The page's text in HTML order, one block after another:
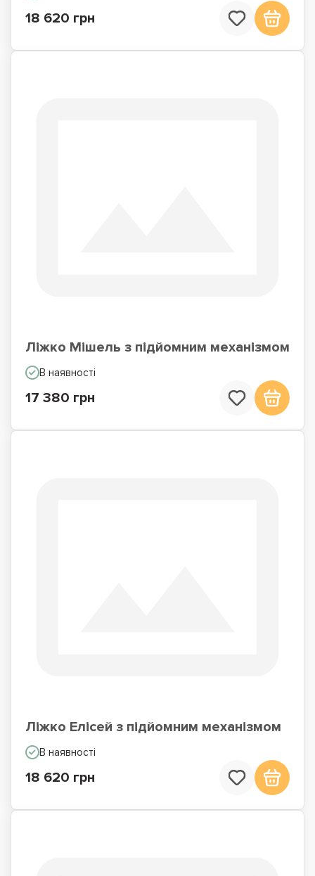
18 620 грн
Ліжко Мішель з підйомним механізмом
В наявності
17 380 грн
Ліжко Елісей з підйомним механізмом
В наявності
18 620 грн